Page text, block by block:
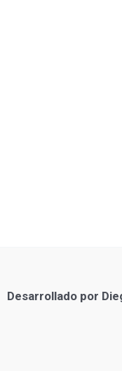
Desarrollado por